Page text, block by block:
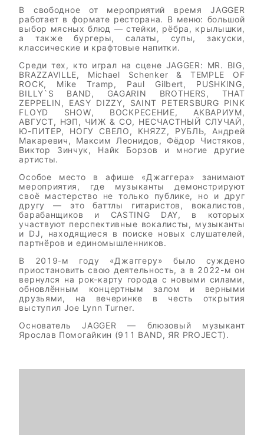
В свободное от мероприятий время JAGGER
работает в формате ресторана. В меню: большой
выбор мясных блюд — стейки, рёбра, крылышки,
а также бургеры, салаты, супы, закуски,
классические и крафтовые напитки.
Среди тех, кто играл на сцене JAGGER: MR. BIG,
BRAZZAVILLE, Michael Schenker & TEMPLE OF
ROCK, Mike Tramp, Paul Gilbert, PUSHKING,
BILLY`S BAND, GAGARIN BROTHERS, THAT
ZEPPELIN, EASY DIZZY, SAINT PETERSBURG PINK
FLOYD SHOW, ВОСКРЕСЕНИЕ, АКВАРИУМ,
АВГУСТ, НЭП, ЧИЖ & CO, НЕСЧАСТНЫЙ СЛУЧАЙ,
Ю-ПИТЕР, НОГУ СВЕЛО, КНЯZZ, РУБЛЬ, Андрей
Макаревич, Максим Леонидов, Фёдор Чистяков,
Виктор Зинчук, Найк Борзов и многие другие
артисты.
Особое место в афише «Джаггера» занимают
мероприятия, где музыканты демонстрируют
своё мастерство не только публике, но и друг
другу — это баттлы гитаристов, вокалистов,
барабанщиков и CASTING DAY, в которых
участвуют перспективные вокалисты, музыканты
и DJ, находящиеся в поиске новых слушателей,
партнёров и единомышленников.
В 2019-м году «Джаггеру» было суждено
приостановить свою деятельность, а в 2022-м он
вернулся на рок-карту города с новыми силами,
обновлённым концертным залом и верными
друзьями, на вечеринке в честь открытия
выступил Joe Lynn Turner.
Основатель JAGGER — блюзовый музыкант
Ярослав Помогайкин (911 BAND, ЯR PROJECT).